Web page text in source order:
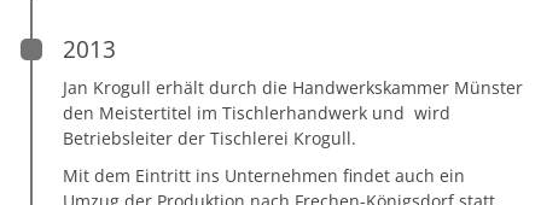
2013
Jan Krogull erhält durch die Handwerkskammer Münster
den Meistertitel im Tischlerhandwerk und wird
Betriebsleiter der Tischlerei Krogull.
Mit dem Eintritt ins Unternehmen findet auch ein